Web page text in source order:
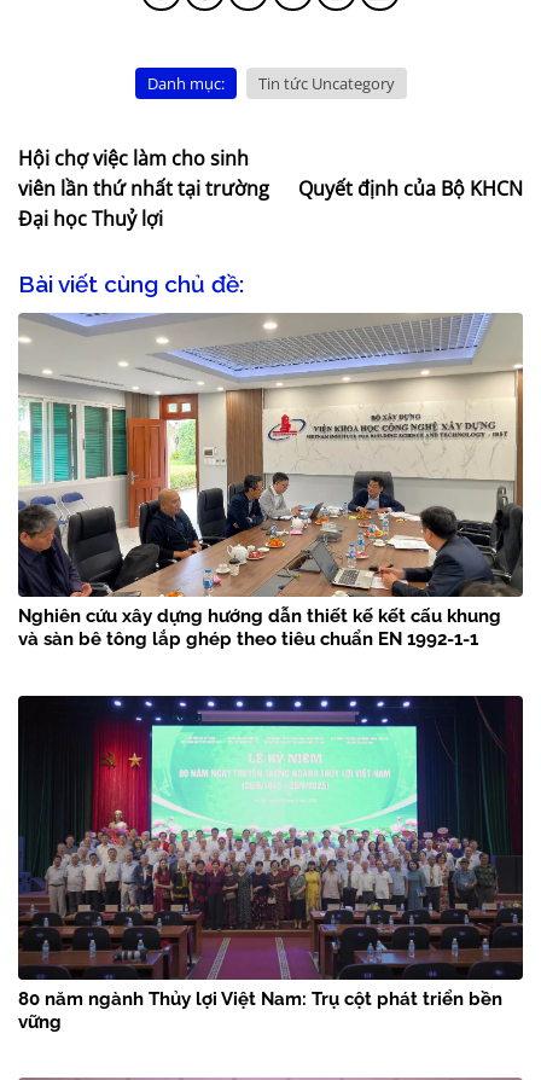
Danh mục: Tin tức Uncategory
Hội chợ việc làm cho sinh
viên lần thứ nhất tại trường
Đại học Thuỷ lợi
Quyết định của Bộ KHCN
Bài viết cùng chủ đề:
Nghiên cứu xây dựng hướng dẫn thiết kế kết cấu khung
và sàn bê tông lắp ghép theo tiêu chuẩn EN 1992-1-1
80 năm ngành Thủy lợi Việt Nam: Trụ cột phát triển bền
vững